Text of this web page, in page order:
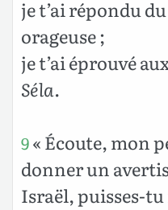
je t’ai répondu
orageuse ;
je t’ai éprouvé
Séla.
9« Écoute, mon
donner un
Israël, puisses-tu